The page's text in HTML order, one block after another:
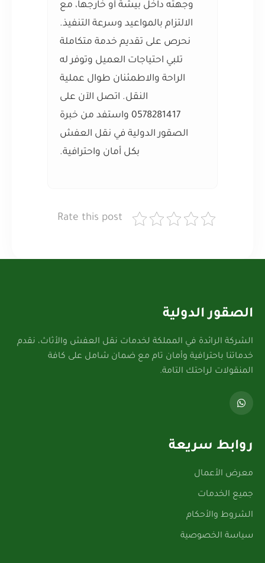
وجهته داخل بيشة أو خارجها، مع
الالتزام بالمواعيد وسرعة التنفيذ.
نحرص على تقديم خدمة متكاملة
تلبي احتياجات العميل وتوفر له
الراحة والاطمئنان طوال عملية
النقل. اتصل الآن على
0578281417 واستفد من خبرة
الصقور الدولية في نقل العفش
بكل أمان واحترافية.
Rate this post
الصقور الدولية
الشركة الرائدة في المملكة لخدمات نقل العفش والأثاث، نقدم
خدماتنا باحترافية وأمان تام مع ضمان شامل على كافة
المنقولات لراحتك التامة.
روابط سريعة
معرض الأعمال
جميع الخدمات
الشروط والأحكام
سياسة الخصوصية